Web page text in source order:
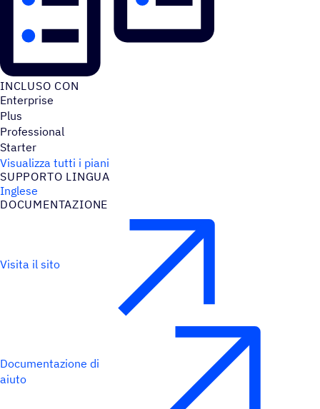
INCLUSO CON
Enterprise
Plus
Professional
Starter
Visualizza tutti i piani
SUPPORTO LINGUA
Inglese
DOCU­MEN­TA­ZIONE
Visita il sito
Documentazione di
aiuto